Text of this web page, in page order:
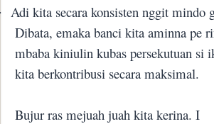
Adi kita secara konsisten nggit mindo
Dibata, emaka banci kita aminna pe
mbaba kiniulin kubas persekutuan si
kita berkontribusi secara maksimal.
Bujur ras mejuah juah kita kerina. I